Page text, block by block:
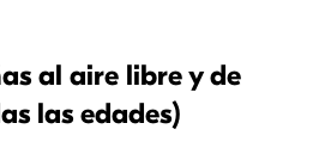
al aire libre y de
las edades)